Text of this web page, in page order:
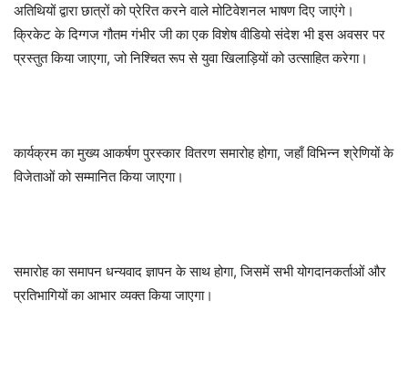
अतिथियों द्वारा छात्रों को प्रेरित करने वाले मोटिवेशनल भाषण दिए जाएंगे।
क्रिकेट के दिग्गज गौतम गंभीर जी का एक विशेष वीडियो संदेश भी इस अवसर पर
प्रस्तुत किया जाएगा, जो निश्चित रूप से युवा खिलाड़ियों को उत्साहित करेगा।
कार्यक्रम का मुख्य आकर्षण पुरस्कार वितरण समारोह होगा, जहाँ विभिन्न श्रेणियों के
विजेताओं को सम्मानित किया जाएगा।
समारोह का समापन धन्यवाद ज्ञापन के साथ होगा, जिसमें सभी योगदानकर्ताओं और
प्रतिभागियों का आभार व्यक्त किया जाएगा।